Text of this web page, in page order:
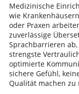
Medizinische
wie
oder Praxen
zuverlässige
Sprachbarrieren
strengste
optimierte
sichere Gefühl,
Qualität machen zu